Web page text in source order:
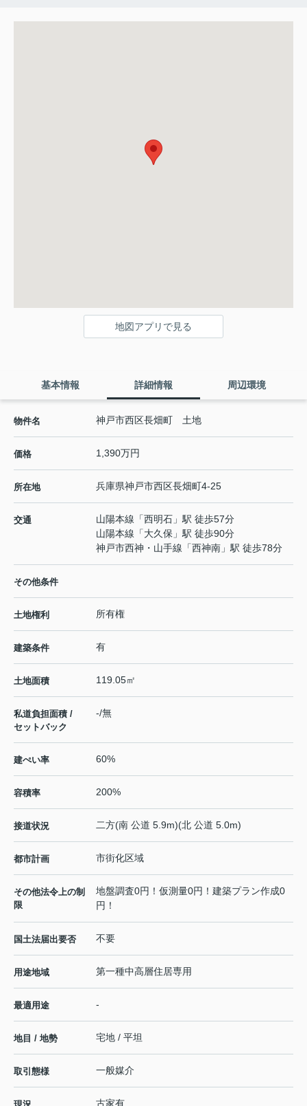
地図アプリで見る
基本情報 詳細情報 周辺環境
物件名 神戸市西区長畑町 土地
価格 1,390万円
所在地 兵庫県神戸市西区長畑町4-25
交通 山陽本線 「西明石 」駅 徒歩57分
山陽本線 「大久保 」駅 徒歩90分
神戸市西神・山手線 「西神南 」駅 徒歩78分
その他条件
土地権利 所有権
建築条件 有
土地面積 119.05㎡
私道負担面積 /
セットバック
-/無
建ぺい率 60%
容積率 200%
接道状況 二方(南 公道 5.9m)(北 公道 5.0m)
都市計画 市街化区域
その他法令上の制
限
地盤調査0円！仮測量0円！建築プラン作成0
円！
国土法届出要否 不要
用途地域 第一種中高層住居専用
最適用途 -
地目 / 地勢 宅地 / 平坦
取引態様 一般媒介
古家有